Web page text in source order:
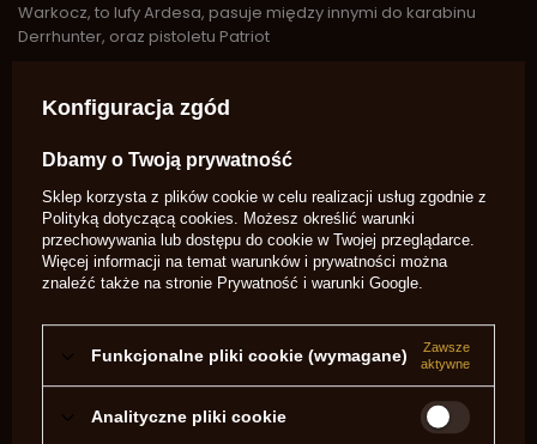
Warkocz, to lufy Ardesa, pasuje między innymi do karabinu
Derrhunter, oraz pistoletu Patriot
Marka
Ardesa Firearms
Potrzebujesz pomocy? Masz pytania?
Zadaj pytanie a my odpowiemy
niezwłocznie, najciekawsze pytania i
odpowiedzi publikując dla innych.
Zadaj pytanie
NAPISZ SWOJĄ OPINIĘ
Twoja ocena:
5/5
Konfiguracja zgód
Dbamy o Twoją prywatność
Sklep korzysta z plików cookie w celu realizacji usług zgodnie z
Polityką dotyczącą cookies. Możesz określić warunki
przechowywania lub dostępu do cookie w Twojej przeglądarce.
Więcej informacji na temat warunków i prywatności można
znaleźć także na stronie Prywatność i warunki Google.
Funkcjonalne pliki cookie (wymagane)
Zawsze
aktywne
Analityczne pliki cookie